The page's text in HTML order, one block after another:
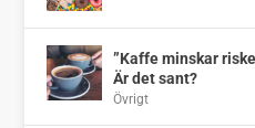
”Kaffe minskar
Är det sant?
Övrigt